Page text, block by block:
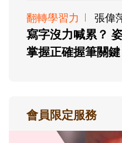
翻轉學習力 張偉
寫字沒力喊累？
掌握正確握筆關鍵
會員限定服務